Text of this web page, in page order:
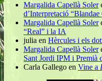
Margalida Capellà Soler
d’Interpretació
Margalida Capellà Soler
“Real” i la IA
julia en Hèrcules i els
Margalida Capellà Soler
Sant Jordi IPM i Premià
Carla Gallego en Vine a